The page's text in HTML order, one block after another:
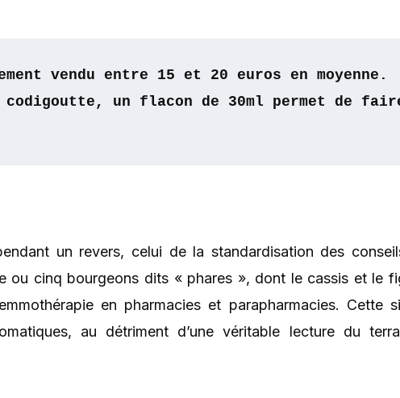
vendu entre 15 et 20 euros en moyenne.
un flacon de 30ml permet de
un revers, celui de la standardisation des
ou cinq bourgeons dits « phares », dont le cassis et le
en pharmacies et parapharmacies. Cette
au détriment d’une véritable lecture du